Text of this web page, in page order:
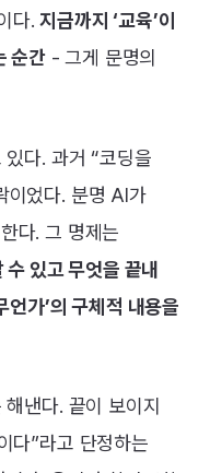
다.지금까지 ‘교육’이
순간- 그게 문명의
다. 과거 “코딩을
이었다. 분명 AI가
다. 그 명제는
있고 무엇을 끝내
언가’의 구체적 내용을
낸다. 끝이 보이지
다”라고 단정하는